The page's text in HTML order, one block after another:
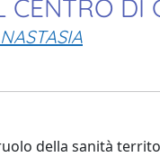
CENTRO DI
della sanità